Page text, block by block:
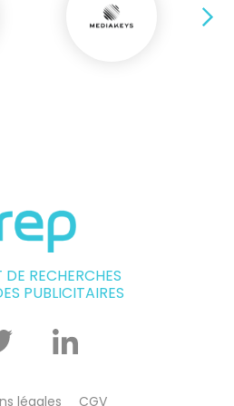
DE RECHERCHES
PUBLICITAIRES
Linkedin
légales CGV